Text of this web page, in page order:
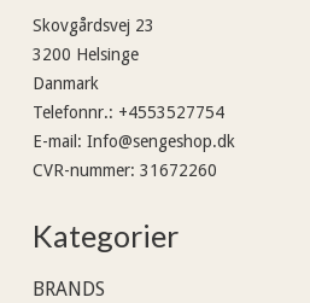
Skovgårdsvej 23
3200 Helsinge
Danmark
Telefonnr.: +4553527754
E-mail : Info@sengeshop.dk
CVR-nummer: 31672260
Kategorier
BRANDS